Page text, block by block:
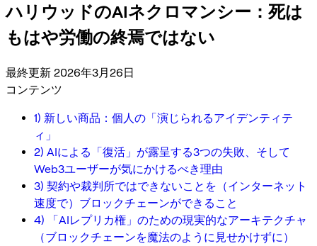
ハリウッドのAIネクロマンシー：死は
もはや労働の終焉ではない
最終更新 2026年3月26日
コンテンツ
1) 新しい商品：個人の「演じられるアイデンティテ
ィ」
2) AIによる「復活」が露呈する3つの失敗、そして
Web3ユーザーが気にかけるべき理由
3) 契約や裁判所ではできないことを（インターネット
速度で）ブロックチェーンができること
4) 「AIレプリカ権」のための現実的なアーキテクチャ
（ブロックチェーンを魔法のように見せかけずに）